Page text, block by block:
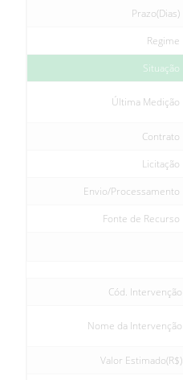
Prazo(Dias)
Regime
Situação
Última Medição
Contrato
Licitação
Envio/Processamento
Fonte de Recurso
Cód. Intervenção
Nome da Intervenção
Valor Estimado(R$)